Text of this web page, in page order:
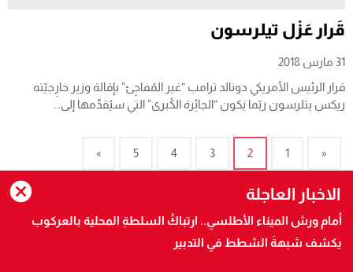
قَرار عَزْل تيلرسون
31 مارس 2018
قرار الرئيس الأمريكي دونالد ترامب “غير المُفاجِئ” بإقالة وزير خارِجيّته
ريكس يتلرسون ربّما يَكون “الجائِزة الكُبرى” التي سيُقدِّمها إلى...
«
1
2
3
4
5
»
GOLF MEDIA SARL AU
تصميم
الاخبار العاجلة
أمام ورش الميناء الأطلسي.. ارتباكُ السلطةِ المحلية بالعركوب
يكشف شبهةَ الشطط في التدبير